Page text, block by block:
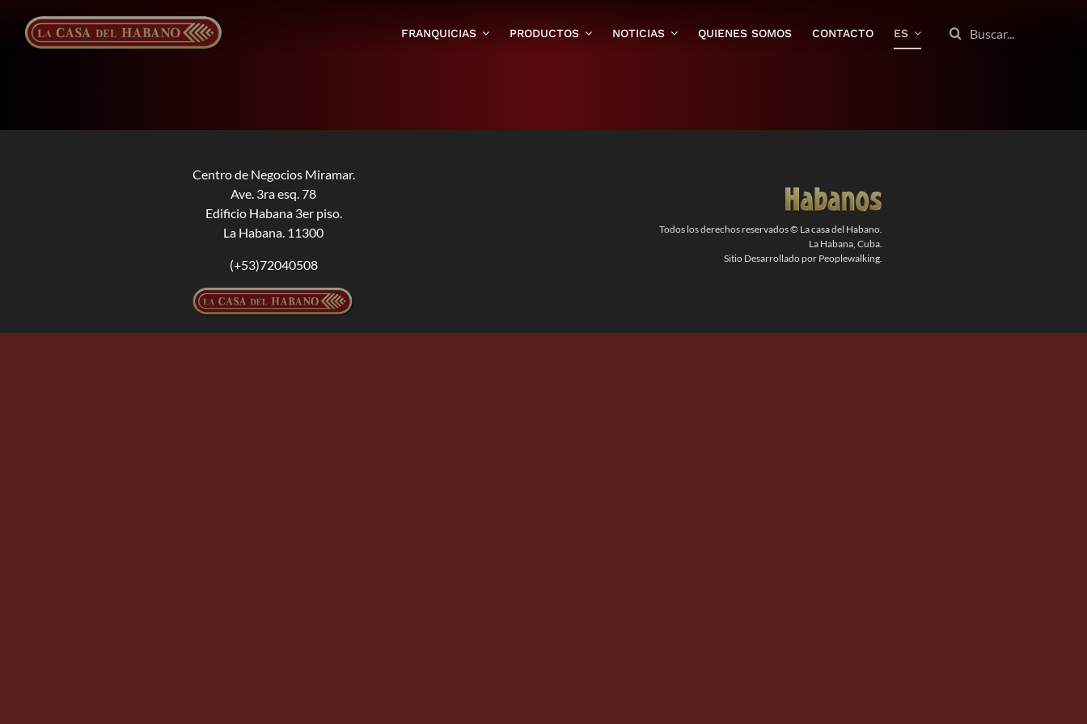
contenido
FRANQUICIAS PRODUCTOS NOTICIAS QUIENES SOMOS CONTACTO ES BUSCAR:
Centro de Negocios Miramar.
Ave. 3ra esq. 78
Edificio Habana 3er piso.
La Habana. 11300
(+53)72040508
Todos los derechos reservados © La casa del Habano.
La Habana, Cuba.
Sitio Desarrollado por Peoplewalking.